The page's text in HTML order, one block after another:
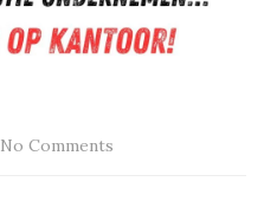
No Comments